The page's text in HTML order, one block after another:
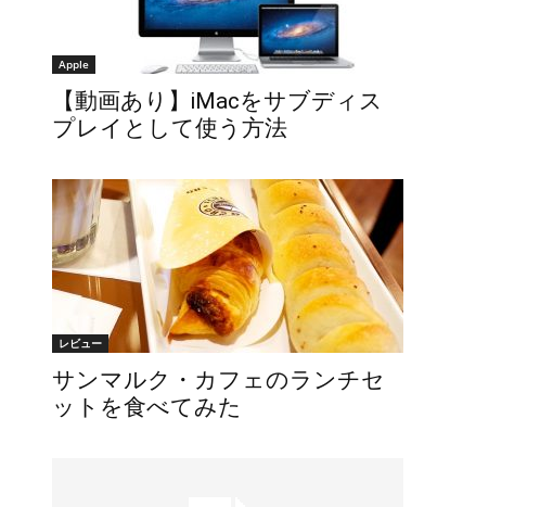
Apple
【動画あり】iMacをサブディス
プレイとして使う方法
レビュー
サンマルク・カフェのランチセ
ットを食べてみた